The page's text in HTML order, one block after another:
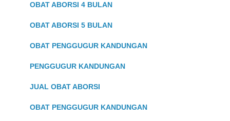
OBAT ABORSI 4 BULAN
OBAT ABORSI 5 BULAN
OBAT PENGGUGUR KANDUNGAN
PENGGUGUR KANDUNGAN
JUAL OBAT ABORSI
OBAT PENGGUGUR KANDUNGAN